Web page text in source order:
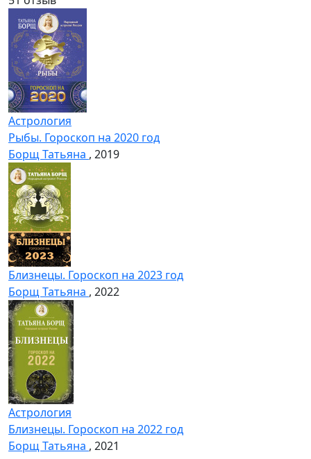
Астрология
Рыбы. Гороскоп на 2020 год
Борщ Татьяна , 2019
Близнецы. Гороскоп на 2023 год
Борщ Татьяна , 2022
Астрология
Близнецы. Гороскоп на 2022 год
Борщ Татьяна , 2021